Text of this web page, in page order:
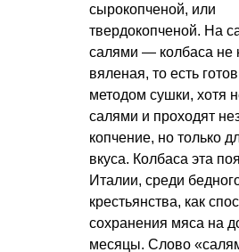
сырокопченой, или
твердокопченой. На
салями — колбаса не
вяленая, то есть
методом сушки, хотя
салями и проходят
копчение, но только
вкуса. Колбаса эта
Италии, среди
крестьянства, как
сохранения мяса на
месяцы. Слово